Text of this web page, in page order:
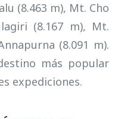
(8.463 m), Mt. Cho
(8.167 m), Mt.
(8.091 m).
más popular
expediciones.